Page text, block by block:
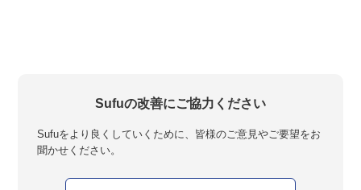
Sufuの改善にご協力ください
Sufuをより良くしていくために、皆様のご意見やご要望をお
聞かせください。